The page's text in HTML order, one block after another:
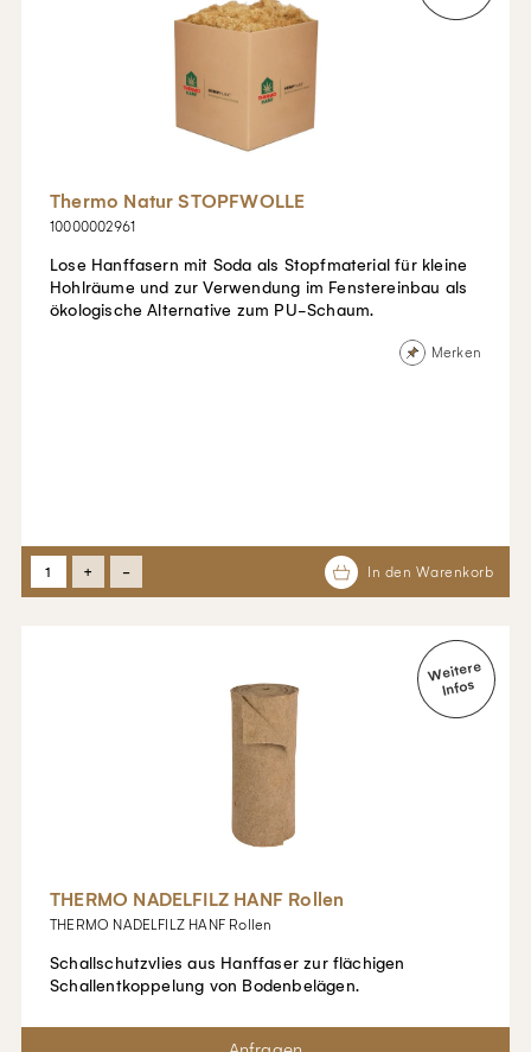
Thermo Natur STOPFWOLLE
10000002961
Lose Hanffasern mit Soda als Stopfmaterial für kleine
Hohlräume und zur Verwendung im Fenstereinbau als
ökologische Alternative zum PU-Schaum.
Merken
+ -
THERMO NADELFILZ HANF Rollen
THERMO NADELFILZ HANF Rollen
Schallschutzvlies aus Hanffaser zur flächigen
Schallentkoppelung von Bodenbelägen.